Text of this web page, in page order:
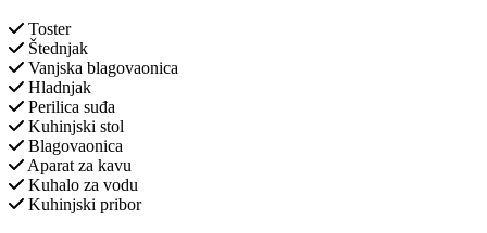
Toster
Štednjak
Vanjska blagovaonica
Hladnjak
Perilica suđa
Kuhinjski stol
Blagovaonica
Aparat za kavu
Kuhalo za vodu
Kuhinjski pribor